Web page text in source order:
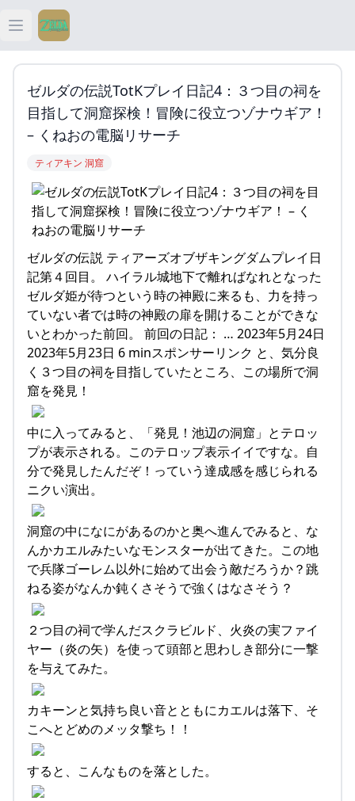
Open main menu
ティアキン
ティアキン 祠
ティアキン 武器
ティアキン 攻略
ゼルダの伝説TotKプレイ日記4：３つ目の祠を
目指して洞窟探検！冒険に役立つゾナウギア！
– くねおの電脳リサーチ
ティアキン 洞窟
ゼルダの伝説 ティアーズオブザキングダムプレイ日
記第４回目。 ハイラル城地下で離ればなれとなった
ゼルダ姫が待つという時の神殿に来るも、力を持っ
ていない者では時の神殿の扉を開けることができな
いとわかった前回。 前回の日記： … 2023年5月24日
2023年5月23日 6 minスポンサーリンク と、気分良
く３つ目の祠を目指していたところ、この場所で洞
窟を発見！
中に入ってみると、「発見！池辺の洞窟」とテロッ
プが表示される。このテロップ表示イイですな。自
分で発見したんだぞ！っていう達成感を感じられる
ニクい演出。
洞窟の中になにがあるのかと奥へ進んでみると、な
んかカエルみたいなモンスターが出てきた。この地
で兵隊ゴーレム以外に始めて出会う敵だろうか？跳
ねる姿がなんか鈍くさそうで強くはなさそう？
２つ目の祠で学んだスクラビルド、火炎の実ファイ
ヤー（炎の矢）を使って頭部と思わしき部分に一撃
を与えてみた。
カキーンと気持ち良い音とともにカエルは落下、そ
こへとどめのメッタ撃ち！！
すると、こんなものを落とした。